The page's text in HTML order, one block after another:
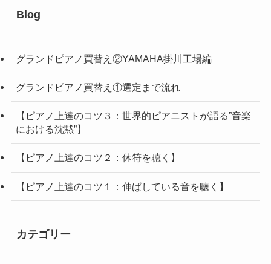
Blog
グランドピアノ買替え②YAMAHA掛川工場編
グランドピアノ買替え①選定まで流れ
【ピアノ上達のコツ３：世界的ピアニストが語る”音楽
における沈黙”】
【ピアノ上達のコツ２：休符を聴く】
【ピアノ上達のコツ１：伸ばしている音を聴く】
カテゴリー